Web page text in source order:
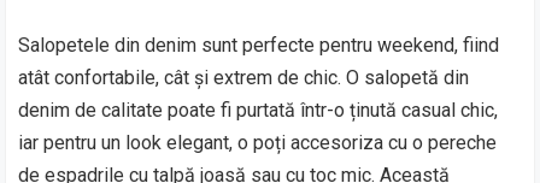
Salopetele din denim sunt perfecte pentru weekend, fiind
atât confortabile, cât și extrem de chic. O salopetă din
denim de calitate poate fi purtată într-o ținută casual chic,
iar pentru un look elegant, o poți accesoriza cu o pereche
de espadrile cu talpă joasă sau cu toc mic. Această